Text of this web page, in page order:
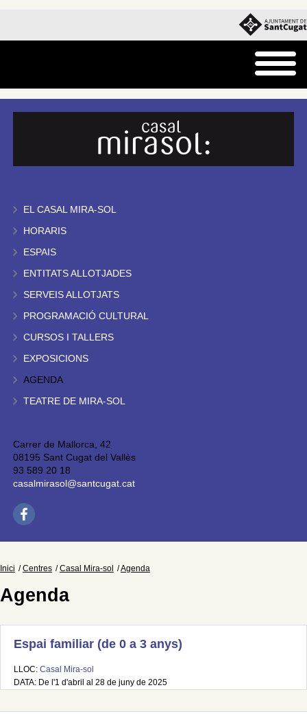
EL CASAL MIRA-SOL
HORARIS
ESPAIS
ENTITATS ALLOTJADES
SERVEIS ALLOTJATS
PROGRAMACIÓ CULTURAL
CURSOS I TALLERS
EXPOSICIONS
AGENDA
TEATRE DE MIRA-SOL
Carrer de Mallorca, 42
08195 Sant Cugat del Vallès
93 589 20 18
casalmirasol@santcugat.cat
Inici Centres Casal Mira-sol Agenda
Agenda
Espai familiar (de 0 a 3 anys)
LLOC: Casal Mira-sol
DATA: De l'1 d'abril al 28 de juny de 2025